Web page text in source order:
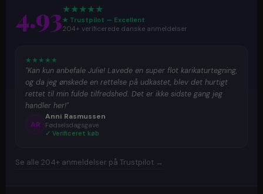
4.93★★★★★
★ Trustpilot — Excellent
204+ verificerede danske anmeldelser
★ ★ ★ ★ ★
"Kan kun anbefale Julie! Lavede en super flot karikaturtegning,
og da jeg ønskede en rettelse på udkastet, blev det hurtigt
rettet til min fulde tilfredshed. Det er ikke sidste gang jeg
handler her!"
AR
Anni Rasmussen
Fødselsdagsgave
✓ Verificeret køb
Se alle 204+ anmeldelser på Trustpilot →